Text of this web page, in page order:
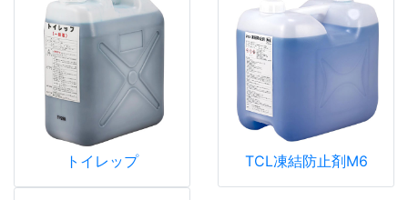
トイレップ TCL凍結防止剤M6